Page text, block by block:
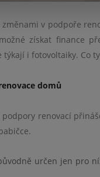
v podpoře
získat finance
týkají i fotovoltaiky.
domů
renovací
určen jen pro